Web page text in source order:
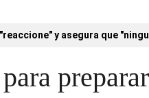
y asegura que